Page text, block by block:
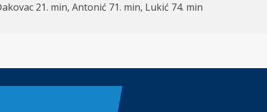
21. min, Antonić 71. min, Lukić 74. min